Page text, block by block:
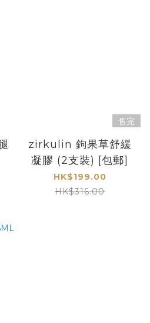
售完
zirkulin 鉤果草舒緩
凝膠 (2支裝) [包郵]
HK$199.00
HK$316.00